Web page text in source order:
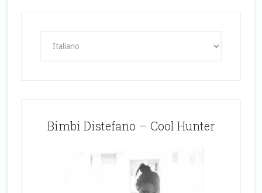
Bimbi Distefano – Cool Hunter